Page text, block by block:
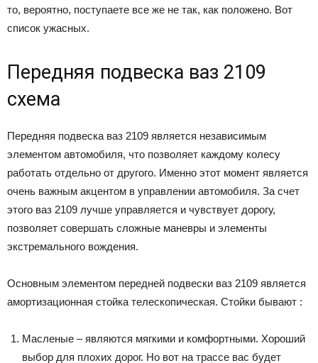
то, вероятно, поступаете все же не так, как положено. Вот
список ужасных.
Передняя подвеска ваз 2109
схема
Передняя подвеска ваз 2109 является независимым
элементом автомобиля, что позволяет каждому колесу
работать отдельно от другого. Именно этот момент является
очень важным акцентом в управлении автомобиля. За счет
этого ваз 2109 лучше управляется и чувствует дорогу,
позволяет совершать сложные маневры и элементы
экстремального вождения.
Основным элементом передней подвески ваз 2109 является
амортизационная стойка телескопическая. Стойки бывают :
Масленые – являются мягкими и комфортными. Хороший
выбор для плохих дорог. Но вот на трассе вас будет